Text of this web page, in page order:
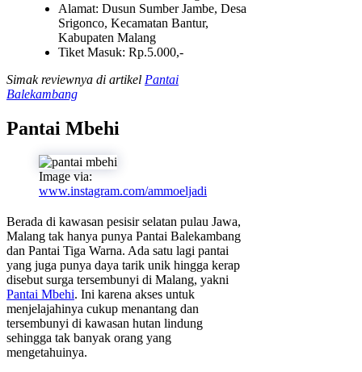
Alamat: Dusun Sumber Jambe, Desa
Srigonco, Kecamatan Bantur,
Kabupaten Malang
Tiket Masuk: Rp.5.000,-
Simak reviewnya di artikel Pantai
Balekambang
Pantai Mbehi
Image via:
www.instagram.com/ammoeljadi
Berada di kawasan pesisir selatan pulau Jawa,
Malang tak hanya punya Pantai Balekambang
dan Pantai Tiga Warna. Ada satu lagi pantai
yang juga punya daya tarik unik hingga kerap
disebut surga tersembunyi di Malang, yakni
Pantai Mbehi. Ini karena akses untuk
menjelajahinya cukup menantang dan
tersembunyi di kawasan hutan lindung
sehingga tak banyak orang yang
mengetahuinya.